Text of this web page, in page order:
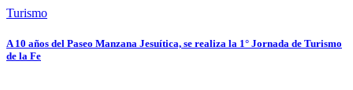
Turismo
A 10 años del Paseo Manzana Jesuítica, se realiza la 1° Jornada de Turismo
de la Fe